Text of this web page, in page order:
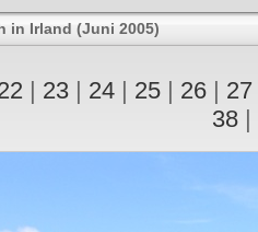
in Irland (Juni 2005)
| 23 | 24 | 25 | 26 | 27
38 |